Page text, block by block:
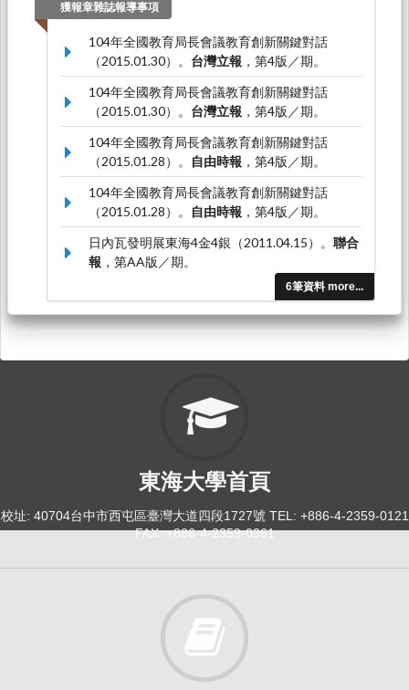
獲報章雜誌報導事項
6筆資料 more...
104年全國教育局長會議教育創新關鍵對話
（2015.01.30）。 台灣立報 ，第4版／期。
104年全國教育局長會議教育創新關鍵對話
（2015.01.30）。 台灣立報 ，第4版／期。
104年全國教育局長會議教育創新關鍵對話
（2015.01.28）。
自由時報 ，第4版／期。
104年全國教育局長會議教育創新關鍵對話
（2015.01.28）。
自由時報 ，第4版／期。
日內瓦發明展東海4金4銀（2011.04.15）。 聯合
報 ，第AA版／期。
東海大學首頁
校址: 40704台中市西屯區臺灣大道四段1727號 TEL: +886-4-2359-0121
FAX: +886-4-2359-0361